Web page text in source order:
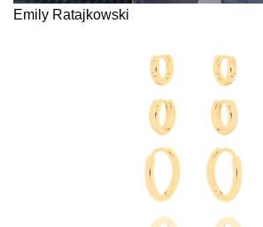
Emily Ratajkowski